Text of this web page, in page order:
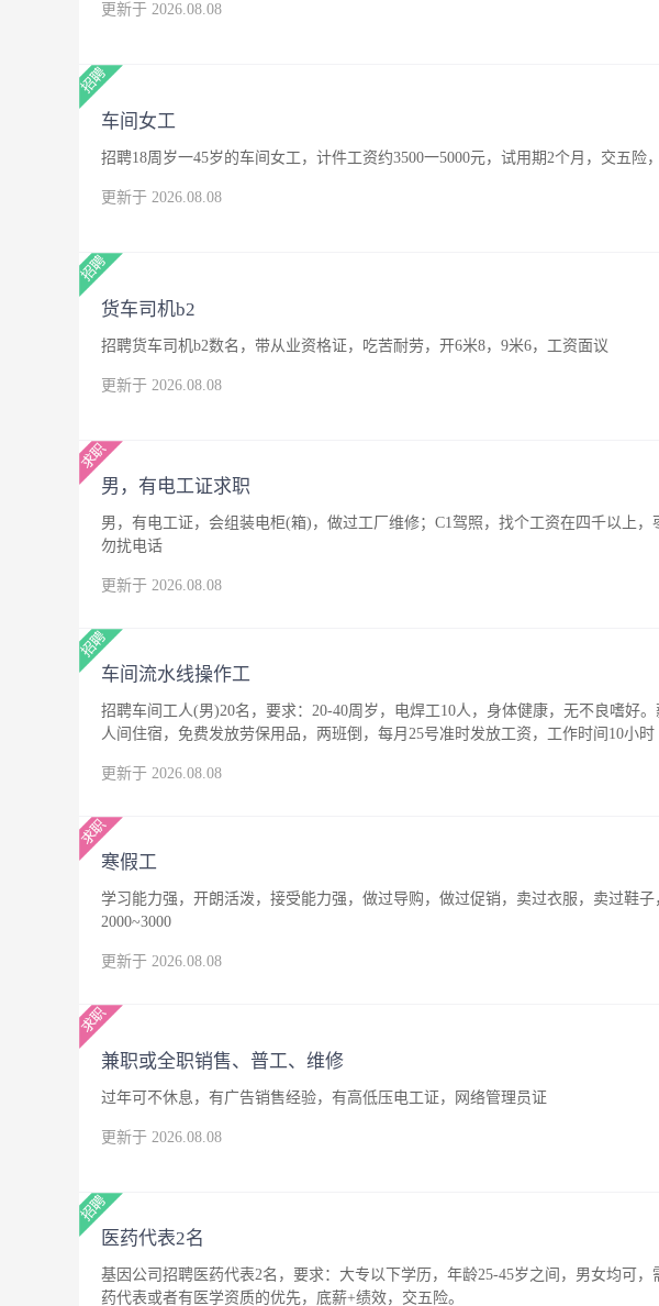
更新于 2026.08.08
车间女工
招聘18周岁一45岁的车间女工，计件工资约3500一5000元，试用期2个月，交五险
更新于 2026.08.08
货车司机b2
招聘货车司机b2数名，带从业资格证，吃苦耐劳，开6米8，9米6，工资面议
更新于 2026.08.08
男，有电工证求职
男，有电工证，会组装电柜(箱)，做过工厂维修；C1驾照，找个工资在四千以上
勿扰电话
更新于 2026.08.08
车间流水线操作工
招聘车间工人(男)20名，要求：20-40周岁，电焊工10人，身体健康，无不良嗜好。
人间住宿，免费发放劳保用品，两班倒，每月25号准时发放工资，工作时间10小时
更新于 2026.08.08
寒假工
学习能力强，开朗活泼，接受能力强，做过导购，做过促销，卖过衣服，卖过鞋
2000~3000
更新于 2026.08.08
兼职或全职销售、普工、维修
过年可不休息，有广告销售经验，有高低压电工证，网络管理员证
更新于 2026.08.08
医药代表2名
基因公司招聘医药代表2名，要求：大专以下学历，年龄25-45岁之间，男女均可
药代表或者有医学资质的优先，底薪+绩效，交五险。